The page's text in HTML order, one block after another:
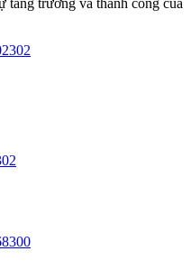
tăng trưởng và thành công của